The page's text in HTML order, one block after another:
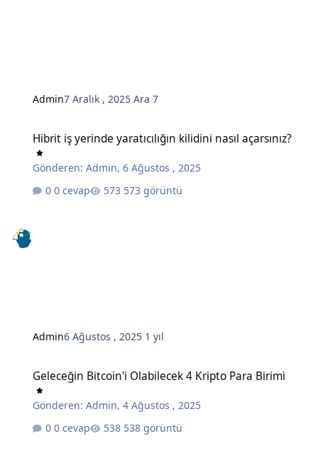
Admin7 Aralık , 2025Ara 7
Hibrit iş yerinde yaratıcılığın kilidini nasıl açarsınız?
Gönderen:Admin,6 Ağustos , 2025
0 cevap
573 görüntü
Admin6 Ağustos , 2025 1 yıl
Geleceğin Bitcoin'i Olabilecek 4 Kripto Para Birimi
Gönderen:Admin,4 Ağustos , 2025
0 cevap
538 görüntü